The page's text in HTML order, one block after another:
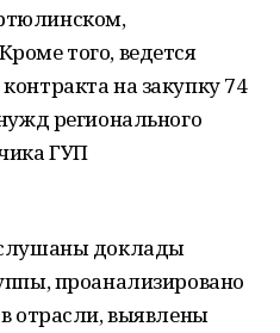
того, ведется
на закупку 74
регионального
ГУП
доклады
проанализировано
отрасли, выявлены